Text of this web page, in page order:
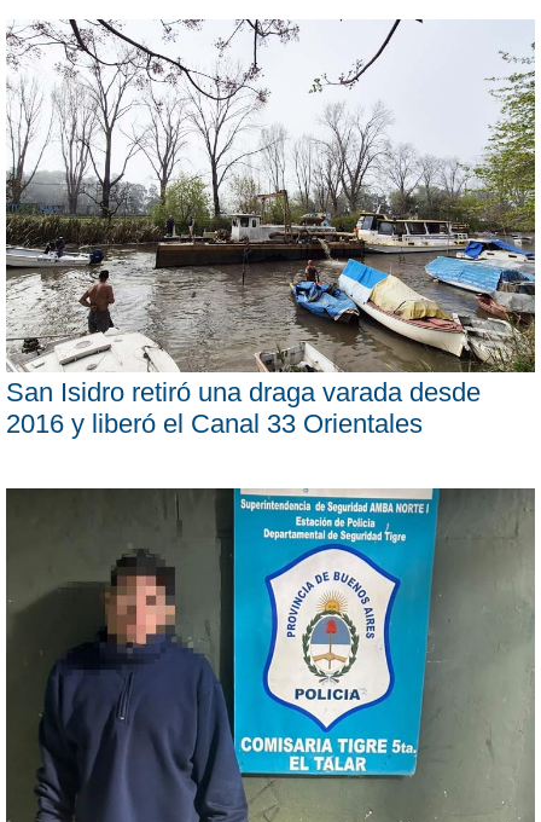
San Isidro retiró una draga varada desde
2016 y liberó el Canal 33 Orientales